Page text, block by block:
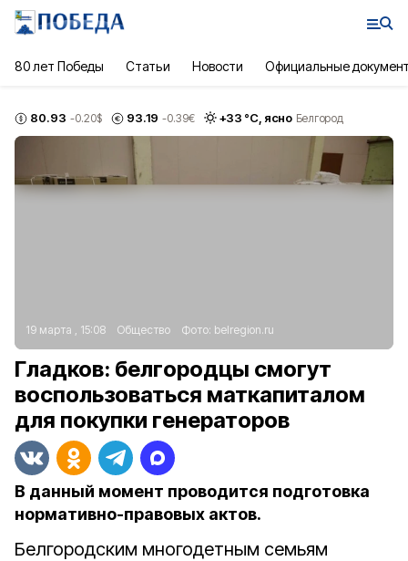
80 лет Победы Статьи Новости Официальные
80.93 -0.20$ 93.19 -0.39€ +33 °С, ясно Белгород
19 марта , 15:08 Общество Фото: belregion.ru
Гладков: белгородцы смогут
воспользоваться маткапиталом
для покупки генераторов
В данный момент проводится подготовка
нормативно-правовых актов.
Белгородским многодетным семьям